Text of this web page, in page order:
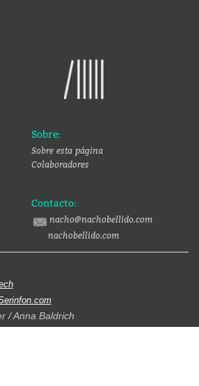
Sobre:
Sobre esta página
Colaboradores
Contacto:
nacho@nachobellido.com
nachobellido.com
/ Anna Baldrich